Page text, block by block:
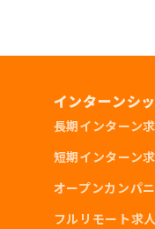
インターンシ
長期インターン
短期インターン
オープンカンパ
フルリモート求人